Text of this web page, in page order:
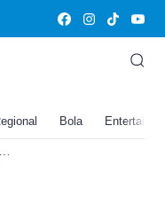
Bola